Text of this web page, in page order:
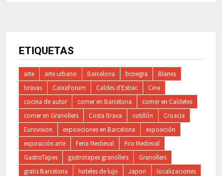
ETIQUETAS
arte arte urbano Barcelona bcnegra
Blanes
bravas
CaixaForum Caldes d'Estrac
Cine
cocina de autor
comer en Barcelona
comer en Caldetes
comer en Granollers
Costa Brava cotillón
Croacia
Eurovision
exposiciones en Barcelona
exposición
exposición arte
Feria Medieval
Fira Medieval
GastroTapes
gastrotapes granollers
Granollers
gratis Barcelona
hoteles de lujo Japon
localizaciones